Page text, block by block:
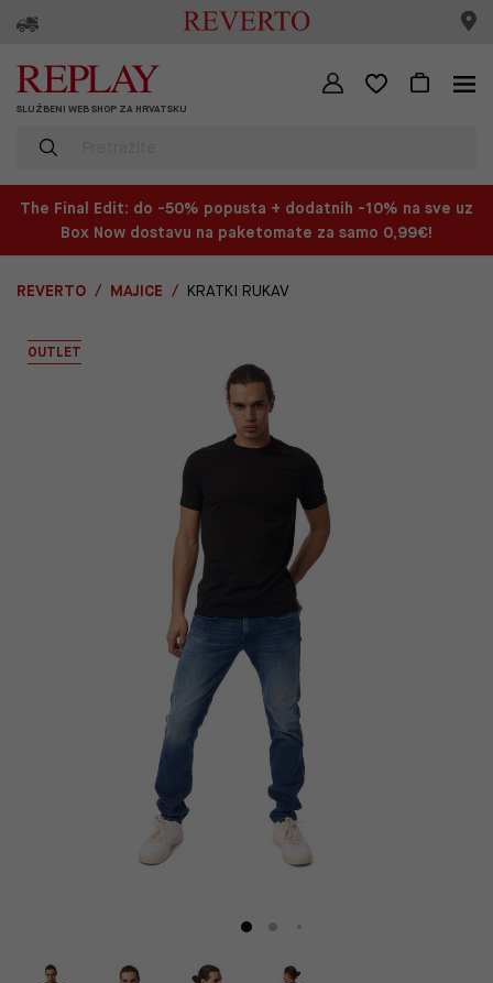
SLUŽBENI WEB SHOP ZA HRVATSKU
The Final Edit: do -50% popusta + dodatnih -10% na sve uz
Box Now dostavu na paketomate za samo 0,99€!
REVERTO MAJICE KRATKI RUKAV
OUTLET